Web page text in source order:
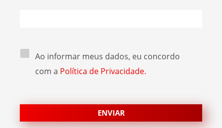
Ao informar meus dados, eu concordo
com a Política de Privacidade.